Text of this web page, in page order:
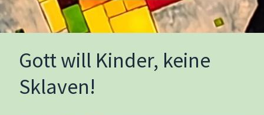
Gott will Kinder, keine
Sklaven!